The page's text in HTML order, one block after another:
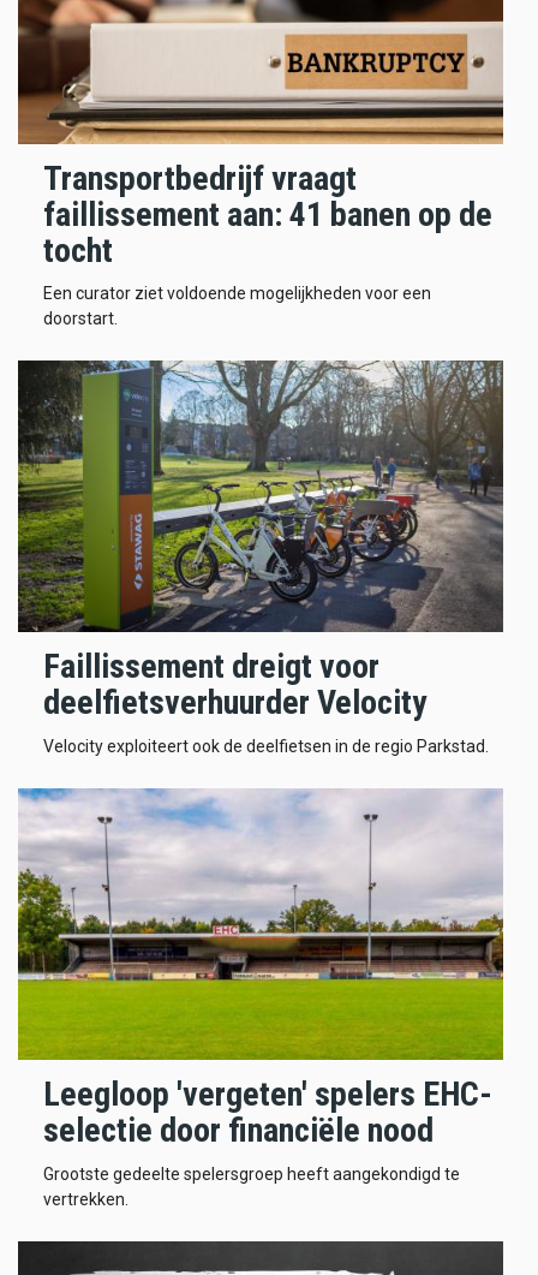
Transportbedrijf vraagt
faillissement aan: 41 banen op de
tocht
Een curator ziet voldoende mogelijkheden voor een
doorstart.
Faillissement dreigt voor
deelfietsverhuurder Velocity
Velocity exploiteert ook de deelfietsen in de regio Parkstad.
Leegloop 'vergeten' spelers EHC-
selectie door financiële nood
Grootste gedeelte spelersgroep heeft aangekondigd te
vertrekken.